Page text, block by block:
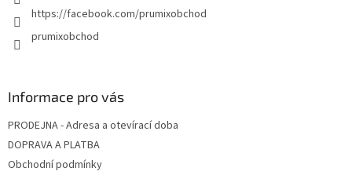
https://facebook.com/prumixobchod
prumixobchod
Informace pro vás
PRODEJNA - Adresa a otevírací doba
DOPRAVA A PLATBA
Obchodní podmínky